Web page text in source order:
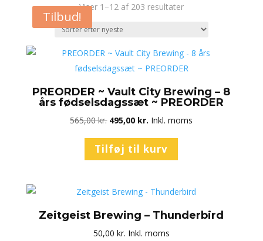
Viser 1–12 af 203 resultaterSorteret
seneste
Tilbud!
PREORDER ~ Vault City Brewing – 8
års fødselsdagssæt ~ PREORDER
565,00kr. Den
pris
495,00 kr. Den
pris
Inkl. moms
Tilføj til kurv
Zeitgeist Brewing – Thunderbird
50,00 kr. Inkl. moms